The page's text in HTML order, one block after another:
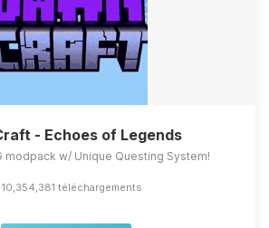
- Echoes of Legends
modpack w/ Unique Questing System!
10,354,381 téléchargements